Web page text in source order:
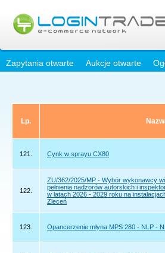
Zapytania otwarte Aukcje otwarte
Lp.
121. Cynk w sprayu CX80
122.
ZU/362/2025/MP - Wybór wykonawcy
pełnienia nadzorów autorskich i
w latach 2026 - 2029 roku na
Zleceń
123. Opancerzenie młyna MPS 280 - NLP -